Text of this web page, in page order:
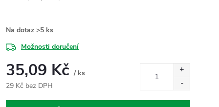
Na dotaz >5 ks
Možnosti doručení
35,09 Kč / ks
29 Kč bez DPH